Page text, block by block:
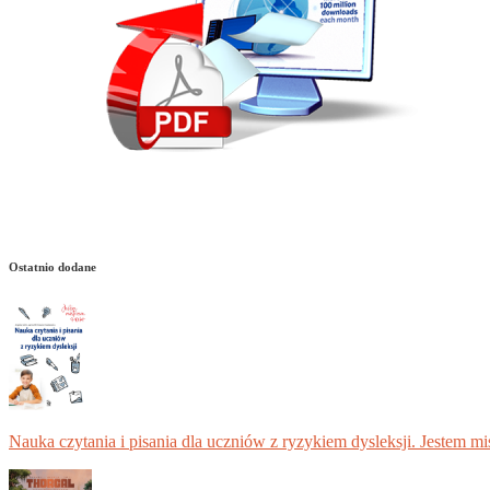
Ostatnio dodane
Nauka czytania i pisania dla uczniów z ryzykiem dysleksji. Jestem